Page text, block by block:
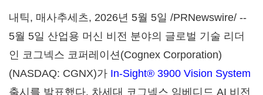
내틱, 매사추세츠, 2026년 5월 5일 /PRNewswire/ --
5월 5일 산업용 머신 비전 분야의 글로벌 기술 리더
인 코그넥스 코퍼레이션(Cognex Corporation)
(NASDAQ: CGNX)가 In-Sight® 3900 Vision System
출시를 발표했다. 차세대 코그넥스 임베디드 AI 비전